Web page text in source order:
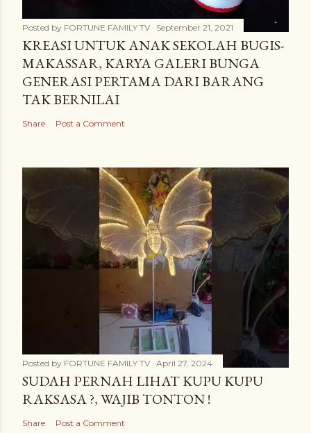
Posted by FORTUNE FAMILY TV September 21, 2021
KREASI UNTUK ANAK SEKOLAH BUGIS-
MAKASSAR, KARYA GALERI BUNGA
GENERASI PERTAMA DARI BARANG
TAK BERNILAI
Share Post a Comment
Posted by FORTUNE FAMILY TV April 27, 2024
SUDAH PERNAH LIHAT KUPU KUPU
RAKSASA ?, WAJIB TONTON !
Share Post a Comment